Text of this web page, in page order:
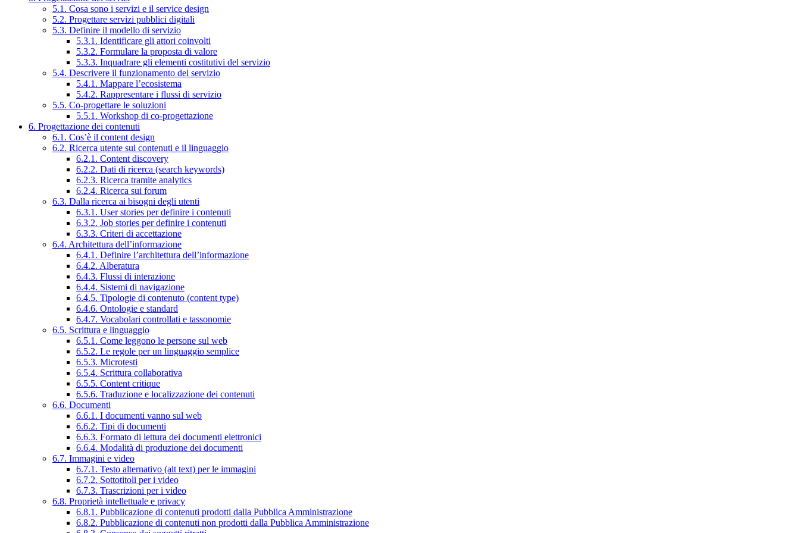
5.1. Cosa sono i servizi e il service design
5.2. Progettare servizi pubblici digitali
5.3. Definire il modello di servizio
5.3.1. Identificare gli attori coinvolti
5.3.2. Formulare la proposta di valore
5.3.3. Inquadrare gli elementi costitutivi del servizio
5.4. Descrivere il funzionamento del servizio
5.4.1. Mappare l’ecosistema
5.4.2. Rappresentare i flussi di servizio
5.5. Co-progettare le soluzioni
5.5.1. Workshop di co-progettazione
6. Progettazione dei contenuti
6.1. Cos’è il content design
6.2. Ricerca utente sui contenuti e il linguaggio
6.2.1. Content discovery
6.2.2. Dati di ricerca (search keywords)
6.2.3. Ricerca tramite analytics
6.2.4. Ricerca sui forum
6.3. Dalla ricerca ai bisogni degli utenti
6.3.1. User stories per definire i contenuti
6.3.2. Job stories per definire i contenuti
6.3.3. Criteri di accettazione
6.4. Architettura dell’informazione
6.4.1. Definire l’architettura dell’informazione
6.4.2. Alberatura
6.4.3. Flussi di interazione
6.4.4. Sistemi di navigazione
6.4.5. Tipologie di contenuto (content type)
6.4.6. Ontologie e standard
6.4.7. Vocabolari controllati e tassonomie
6.5. Scrittura e linguaggio
6.5.1. Come leggono le persone sul web
6.5.2. Le regole per un linguaggio semplice
6.5.3. Microtesti
6.5.4. Scrittura collaborativa
6.5.5. Content critique
6.5.6. Traduzione e localizzazione dei contenuti
6.6. Documenti
6.6.1. I documenti vanno sul web
6.6.2. Tipi di documenti
6.6.3. Formato di lettura dei documenti elettronici
6.6.4. Modalità di produzione dei documenti
6.7. Immagini e video
6.7.1. Testo alternativo (alt text) per le immagini
6.7.2. Sottotitoli per i video
6.7.3. Trascrizioni per i video
6.8. Proprietà intellettuale e privacy
6.8.1. Pubblicazione di contenuti prodotti dalla Pubblica Amministrazione
6.8.2. Pubblicazione di contenuti non prodotti dalla Pubblica Amministrazione